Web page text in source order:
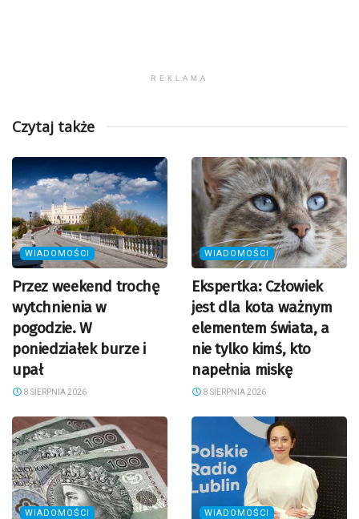
REKLAMA
Czytaj także
WIADOMOŚCI
Przez weekend trochę
wytchnienia w
pogodzie. W
poniedziałek burze i
upał
8 SIERPNIA 2026
WIADOMOŚCI
Ekspertka: Człowiek
jest dla kota ważnym
elementem świata, a
nie tylko kimś, kto
napełnia miskę
8 SIERPNIA 2026
WIADOMOŚCI WIADOMOŚCI